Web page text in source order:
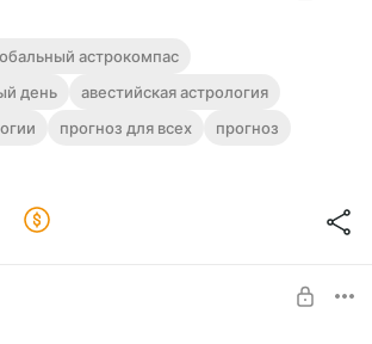
Павла Глобы на 04
года (Вторник)
Астрокомпас
астрокомпас
день
авестийская астрология
прогноз для всех
прогноз